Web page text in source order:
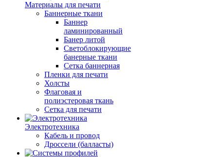
Материалы для печати
Баннерные ткани
Баннер
ламинированный
Банер литой
Светоблокирующие
банерные ткани
Сетка баннерная
Пленки для печати
Холсты
Флаговая и
полиэстеровая ткань
Сетка для печати
Электротехника
Кабель и провод
Дроссели (балласты)